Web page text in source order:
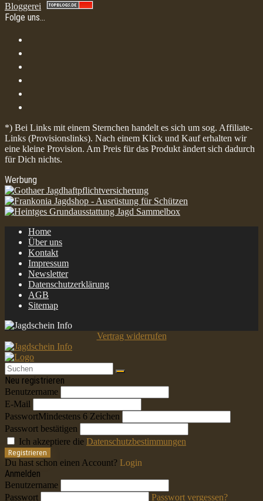
Bloggerei
Folge uns…
*) Bei Links mit einem Sternchen handelt es sich um sog. Affiliate-
Links (Provisionslinks). Nach einem Klick und Kauf erhalten wir
eine kleine Provision. Am Preis für das Produkt ändert sich dadurch
für Dich nichts.
Werbung
Home
Über uns
Kontakt
Impressum
Newsletter
Datenschutzerklärung
AGB
Sitemap
Vertrag widerrufen
Neu registrieren
Benutzername
E-Mail
PasswortMindestens 6 Zeichen
Passwort bestätigen
Ich akzeptiere die Datenschutzbestimmungen
Registrieren
Du hast schon einen Account? Login
Anmelden
Benutzername
Passwort
Passwort vergessen?